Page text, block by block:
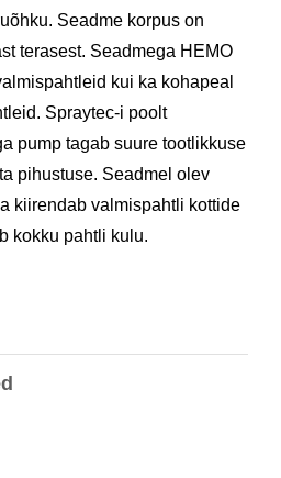
Seadme korpus on
terasest. Seadmega HEMO
kui ka kohapeal
Spraytec-i poolt
pump tagab suure tootlikkuse
pihustuse. Seadmel olev
kiirendab valmispahtli kottide
kokku pahtli kulu.